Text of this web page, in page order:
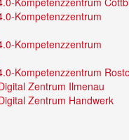
Kompetenzzentrum
Kompetenzzentrum
Kompetenzzentrum
Zentrum Ilmenau
Zentrum Handwerk